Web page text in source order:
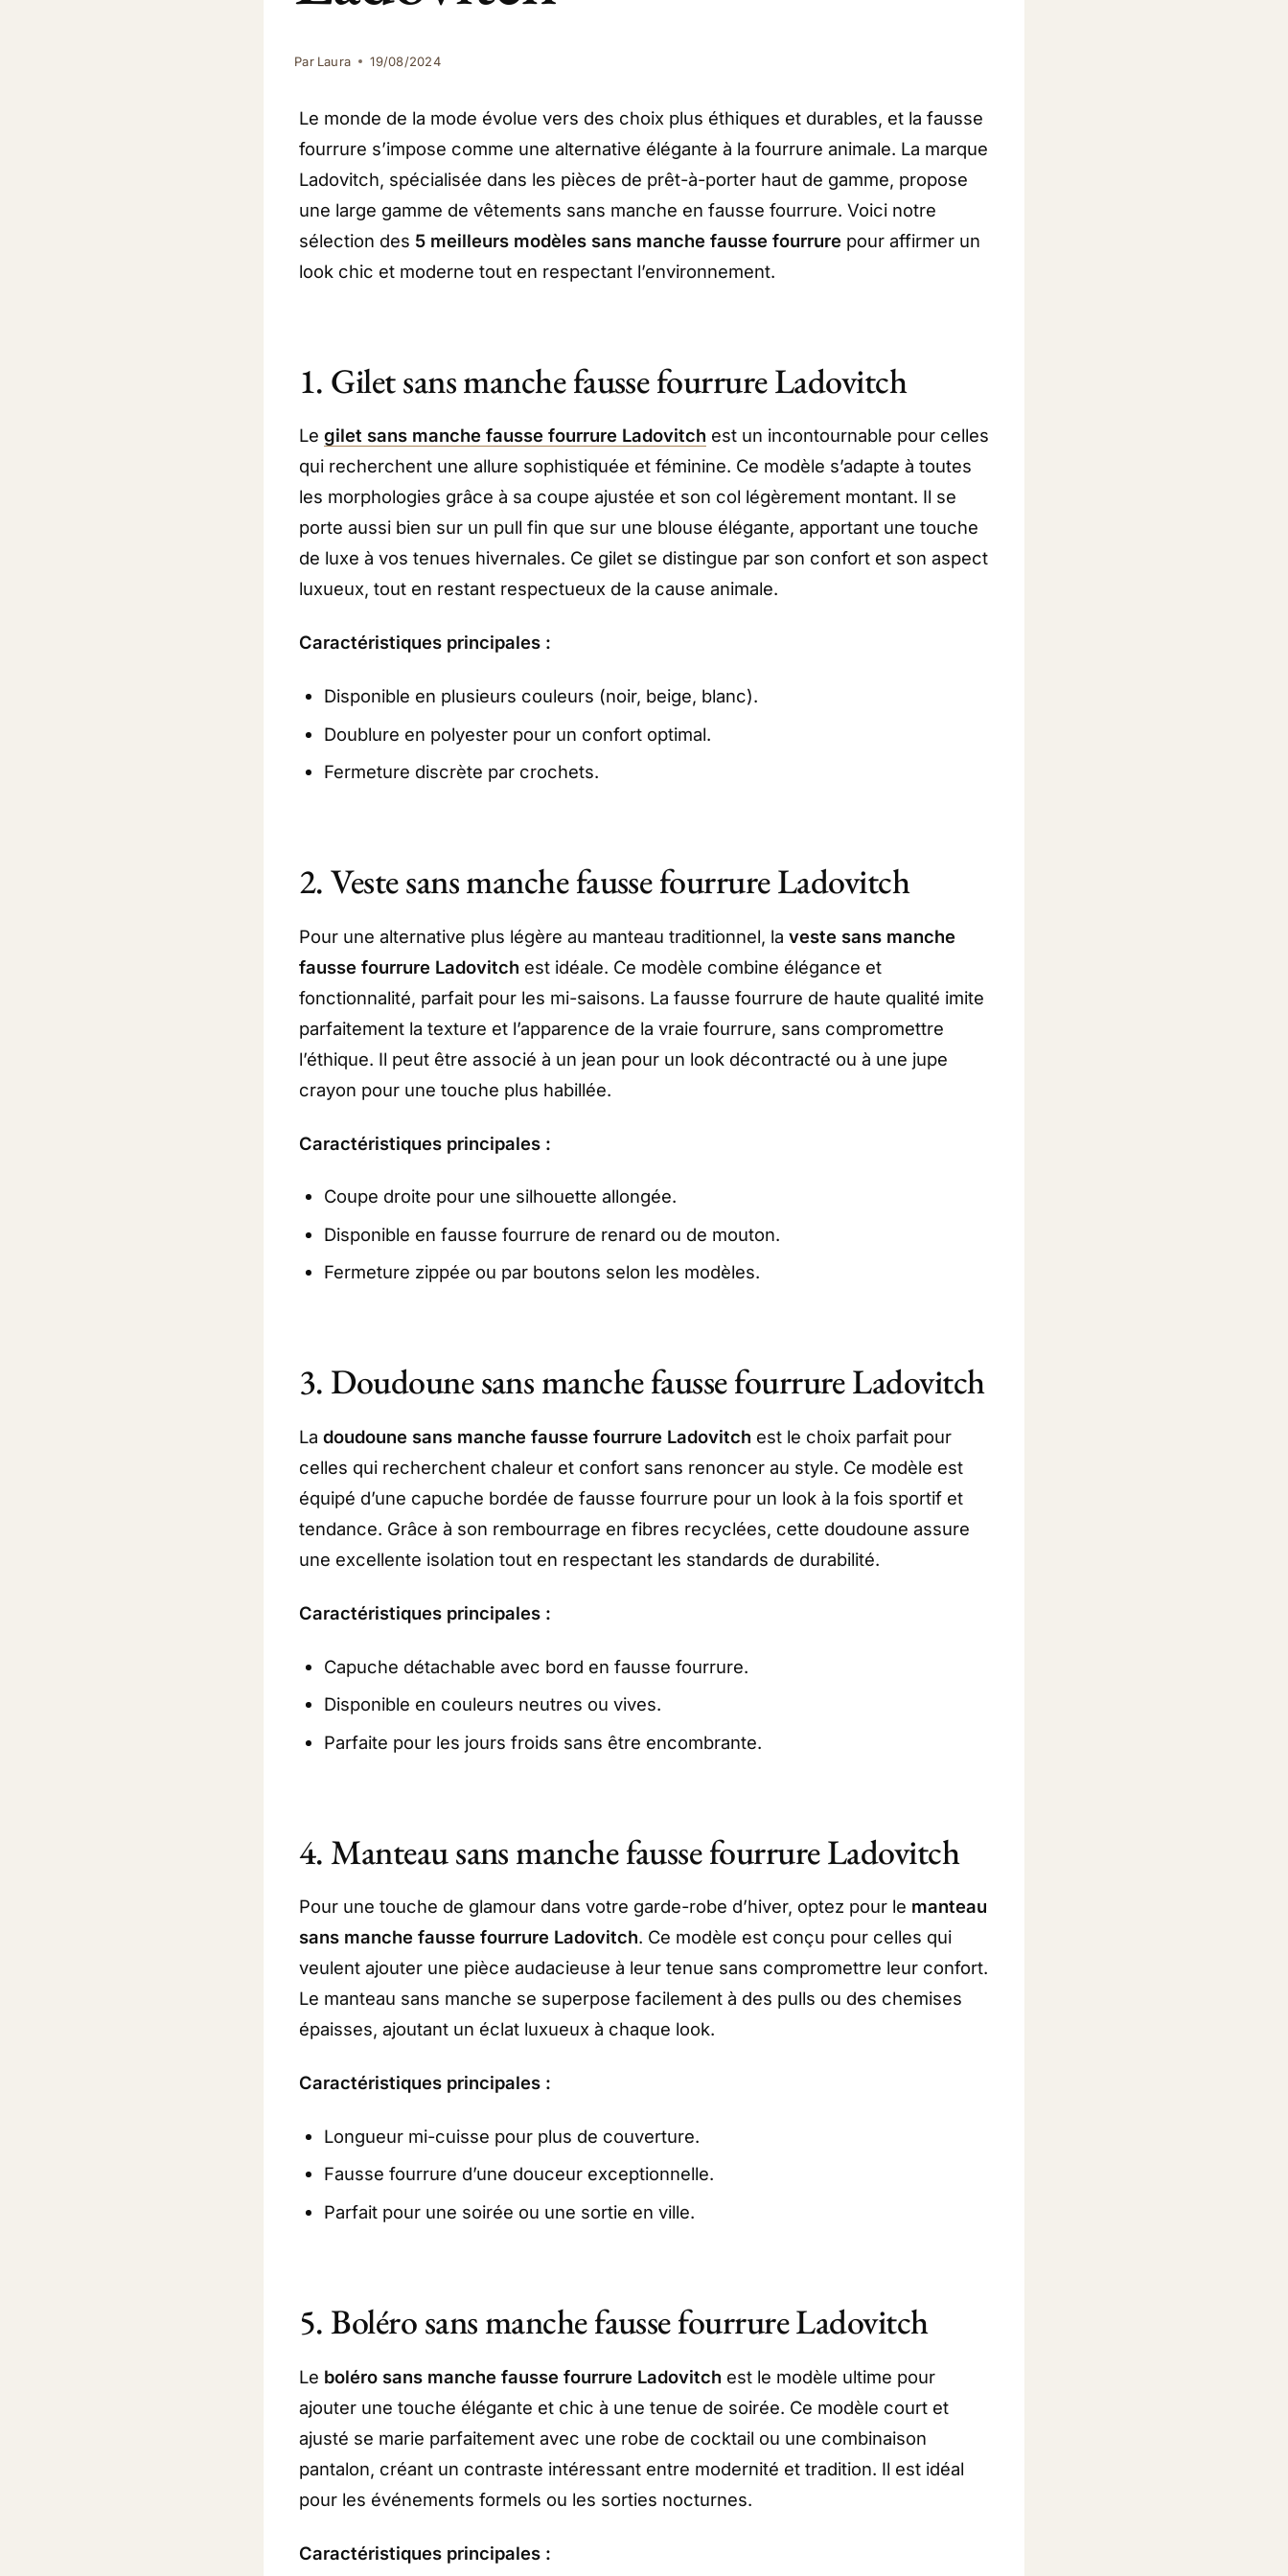
Par Laura 19/08/2024
Le monde de la mode évolue vers des choix plus éthiques et durables, et la fausse
fourrure s’impose comme une alternative élégante à la fourrure animale. La marque
Ladovitch, spécialisée dans les pièces de prêt-à-porter haut de gamme, propose
une large gamme de vêtements sans manche en fausse fourrure. Voici notre
sélection des 5 meilleurs modèles sans manche fausse fourrure pour affirmer un
look chic et moderne tout en respectant l’environnement.
1. Gilet sans manche fausse fourrure Ladovitch
Le gilet sans manche fausse fourrure Ladovitch est un incontournable pour celles
qui recherchent une allure sophistiquée et féminine. Ce modèle s’adapte à toutes
les morphologies grâce à sa coupe ajustée et son col légèrement montant. Il se
porte aussi bien sur un pull fin que sur une blouse élégante, apportant une touche
de luxe à vos tenues hivernales. Ce gilet se distingue par son confort et son aspect
luxueux, tout en restant respectueux de la cause animale.
Caractéristiques principales :
Disponible en plusieurs couleurs (noir, beige, blanc).
Doublure en polyester pour un confort optimal.
Fermeture discrète par crochets.
2. Veste sans manche fausse fourrure Ladovitch
Pour une alternative plus légère au manteau traditionnel, la veste sans manche
fausse fourrure Ladovitch est idéale. Ce modèle combine élégance et
fonctionnalité, parfait pour les mi-saisons. La fausse fourrure de haute qualité imite
parfaitement la texture et l’apparence de la vraie fourrure, sans compromettre
l’éthique. Il peut être associé à un jean pour un look décontracté ou à une jupe
crayon pour une touche plus habillée.
Caractéristiques principales :
Coupe droite pour une silhouette allongée.
Disponible en fausse fourrure de renard ou de mouton.
Fermeture zippée ou par boutons selon les modèles.
3. Doudoune sans manche fausse fourrure Ladovitch
La doudoune sans manche fausse fourrure Ladovitch est le choix parfait pour
celles qui recherchent chaleur et confort sans renoncer au style. Ce modèle est
équipé d’une capuche bordée de fausse fourrure pour un look à la fois sportif et
tendance. Grâce à son rembourrage en fibres recyclées, cette doudoune assure
une excellente isolation tout en respectant les standards de durabilité.
Caractéristiques principales :
Capuche détachable avec bord en fausse fourrure.
Disponible en couleurs neutres ou vives.
Parfaite pour les jours froids sans être encombrante.
4. Manteau sans manche fausse fourrure Ladovitch
Pour une touche de glamour dans votre garde-robe d’hiver, optez pour le manteau
sans manche fausse fourrure Ladovitch. Ce modèle est conçu pour celles qui
veulent ajouter une pièce audacieuse à leur tenue sans compromettre leur confort.
Le manteau sans manche se superpose facilement à des pulls ou des chemises
épaisses, ajoutant un éclat luxueux à chaque look.
Caractéristiques principales :
Longueur mi-cuisse pour plus de couverture.
Fausse fourrure d’une douceur exceptionnelle.
Parfait pour une soirée ou une sortie en ville.
5. Boléro sans manche fausse fourrure Ladovitch
Le boléro sans manche fausse fourrure Ladovitch est le modèle ultime pour
ajouter une touche élégante et chic à une tenue de soirée. Ce modèle court et
ajusté se marie parfaitement avec une robe de cocktail ou une combinaison
pantalon, créant un contraste intéressant entre modernité et tradition. Il est idéal
pour les événements formels ou les sorties nocturnes.
Caractéristiques principales :